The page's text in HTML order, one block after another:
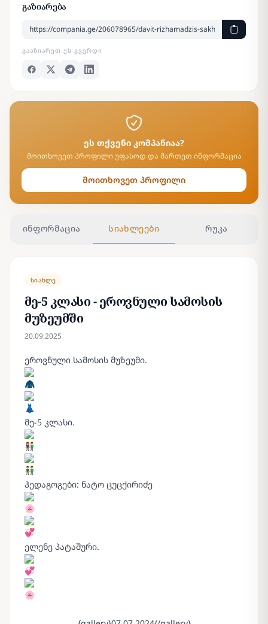
გაზიარება
ᲒᲐᲐᲖᲘᲐᲠᲔᲗ ᲔᲡ ᲒᲕᲔᲠᲓᲘ
ეს თქვენი კომპანიაა?
მოითხოვეთ პროფილი უფასოდ და მართეთ ინფორმაცია
მოითხოვეთ პროფილი
ინფორმაცია სიახლეები რუკა
სიახლე
მე-5 კლასი - ეროვნული სამოსის
მუზეუმში
20.09.2025
ეროვნული სამოსის მუზეუმი.
მე-5 კლასი.
პედაგოგები: ნატო ცუცქირიძე
ელენე პატაშური.